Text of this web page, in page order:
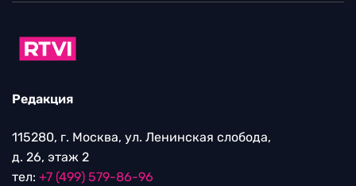
Редакция
115280, г. Москва, ул. Ленинская слобода,
д. 26, этаж 2
тел: +7 (499) 579-86-96